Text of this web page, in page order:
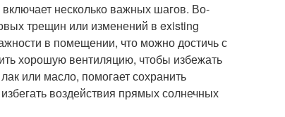
несколько важных шагов. Во-
трещин или изменений в existing
в помещении, что можно достичь с
хорошую вентиляцию, чтобы избежать
или масло, помогает сохранить
воздействия прямых солнечных